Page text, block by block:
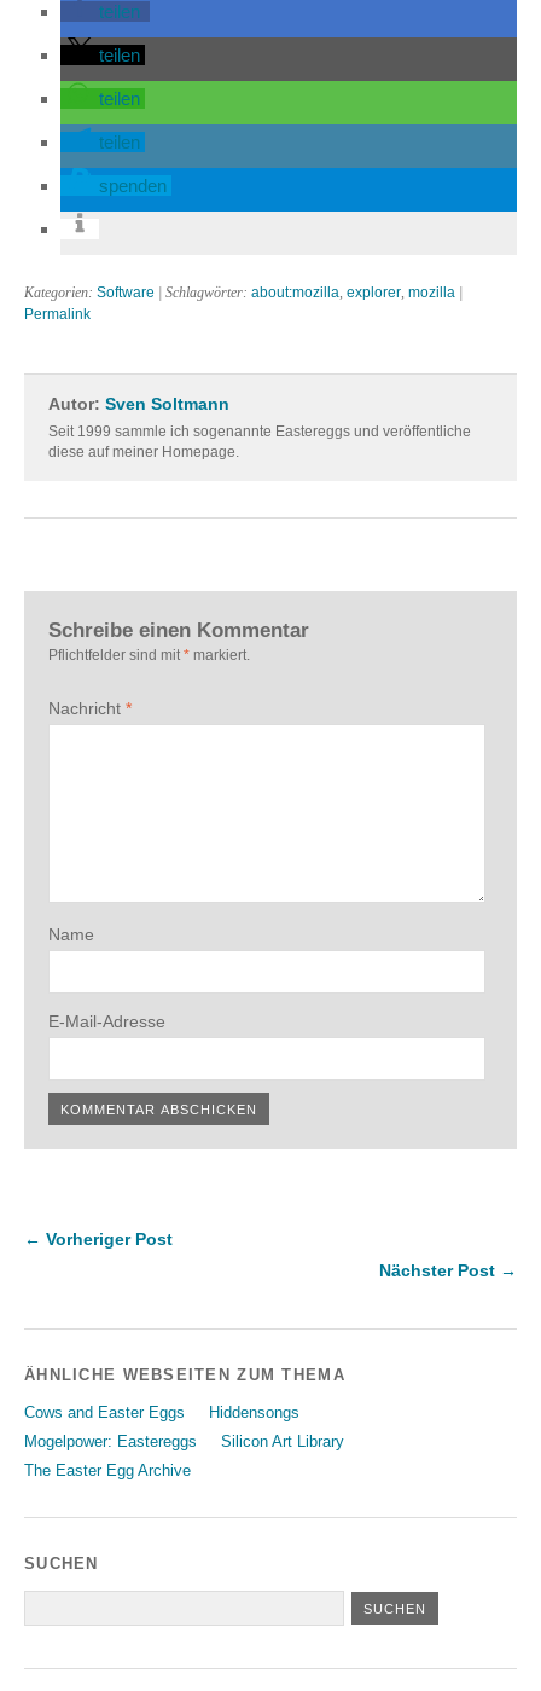
teilen
teilen
teilen
teilen
spenden
Kategorien: Software | Schlagwörter: about:mozilla, explorer, mozilla
Permalink
Autor: Sven Soltmann
Seit 1999 sammle ich sogenannte Eastereggs und veröffentliche
diese auf meiner Homepage.
Schreibe einen Kommentar
Pflichtfelder sind mit * markiert.
Nachricht *
Name
E-Mail-Adresse
← Vorheriger Post
Nächster Post →
ÄHNLICHE WEBSEITEN ZUM THEMA
Cows and Easter Eggs
Hiddensongs
Mogelpower: Eastereggs
Silicon Art Library
The Easter Egg Archive
SUCHEN